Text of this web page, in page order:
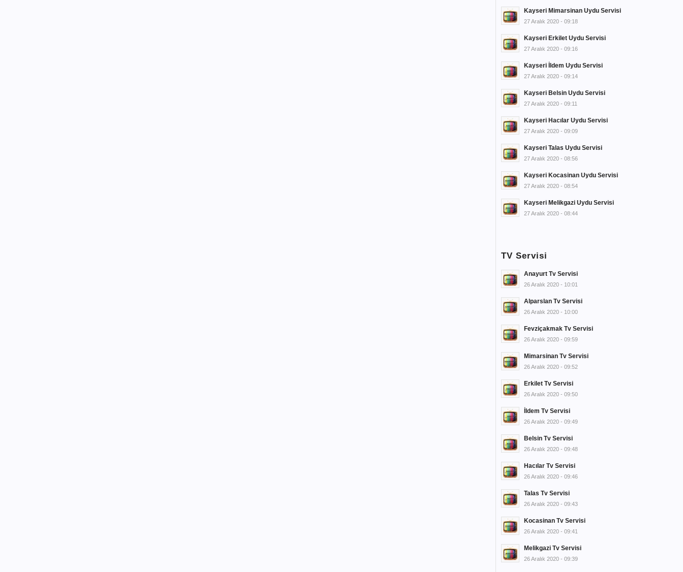
Kayseri Mimarsinan Uydu Servisi
27 Aralık 2020 - 09:18
Kayseri Erkilet Uydu Servisi
27 Aralık 2020 - 09:16
Kayseri İldem Uydu Servisi
27 Aralık 2020 - 09:14
Kayseri Belsin Uydu Servisi
27 Aralık 2020 - 09:11
Kayseri Hacılar Uydu Servisi
27 Aralık 2020 - 09:09
Kayseri Talas Uydu Servisi
27 Aralık 2020 - 08:56
Kayseri Kocasinan Uydu Servisi
27 Aralık 2020 - 08:54
Kayseri Melikgazi Uydu Servisi
27 Aralık 2020 - 08:44
TV Servisi
Anayurt Tv Servisi
26 Aralık 2020 - 10:01
Alparslan Tv Servisi
26 Aralık 2020 - 10:00
Fevziçakmak Tv Servisi
26 Aralık 2020 - 09:59
Mimarsinan Tv Servisi
26 Aralık 2020 - 09:52
Erkilet Tv Servisi
26 Aralık 2020 - 09:50
İldem Tv Servisi
26 Aralık 2020 - 09:49
Belsin Tv Servisi
26 Aralık 2020 - 09:48
Hacılar Tv Servisi
26 Aralık 2020 - 09:46
Talas Tv Servisi
26 Aralık 2020 - 09:43
Kocasinan Tv Servisi
26 Aralık 2020 - 09:41
Melikgazi Tv Servisi
26 Aralık 2020 - 09:39